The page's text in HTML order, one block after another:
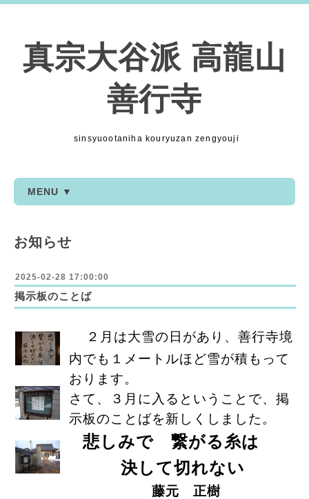
真宗大谷派 高龍山
善行寺
sinsyuootaniha kouryuzan zengyouji
MENU ▼
お知らせ
2025-02-28 17:00:00
掲示板のことば
２月は大雪の日があり、善行寺境
内でも１メートルほど雪が積もって
おります。
さて、３月に入るということで、掲
示板のことばを新しくしました。
悲しみで 繋がる糸は
決して切れない
藤元 正樹